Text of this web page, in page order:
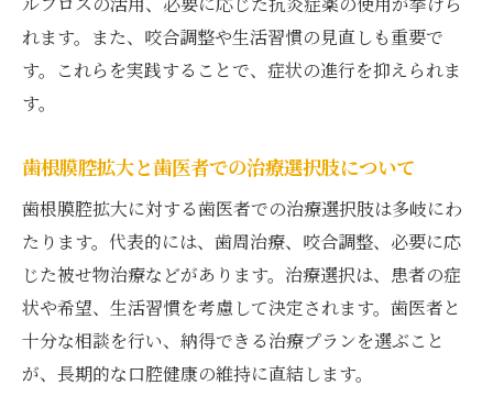
れます。また、咬合調整や生活習慣の見直しも重要で
す。これらを実践することで、症状の進行を抑えられま
す。
歯根膜腔拡大と歯医者での治療選択肢について
歯根膜腔拡大に対する歯医者での治療選択肢は多岐にわ
たります。代表的には、歯周治療、咬合調整、必要に応
じた被せ物治療などがあります。治療選択は、患者の症
状や希望、生活習慣を考慮して決定されます。歯医者と
十分な相談を行い、納得できる治療プランを選ぶこと
が、長期的な口腔健康の維持に直結します。